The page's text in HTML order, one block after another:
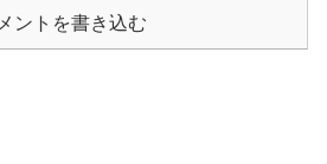
ントを書き込む